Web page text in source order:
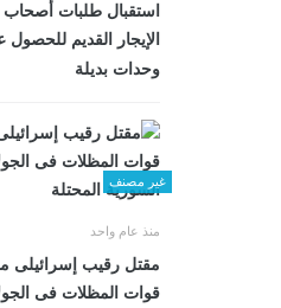
استقبال طلبات أصحاب
الإيجار القديم للحصول
وحدات بديلة
غير مصنف
منذ عام واحد
مقتل رقيب إسرائيلى
قوات المظلات فى